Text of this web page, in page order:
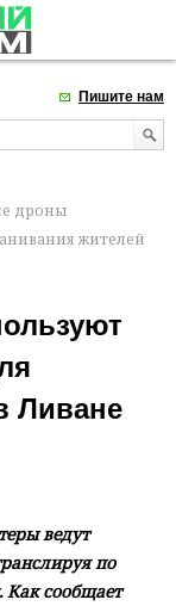
Пишите нам
дроны
жителей
Ливане
ведут
по
сообщает